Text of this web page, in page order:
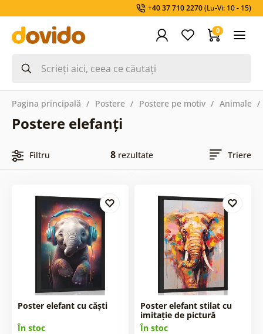
+40 37 710 2270(Lu-Vi: 10 - 15)
0
Pagina principală Postere Postere pe motiv Animale
Postere elefanți
Filtru 8rezultate Triere
Poster elefant cu căști
În stoc
Poster elefant stilat cu
imitație de pictură
În stoc